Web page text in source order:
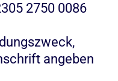
2750 0086
angeben